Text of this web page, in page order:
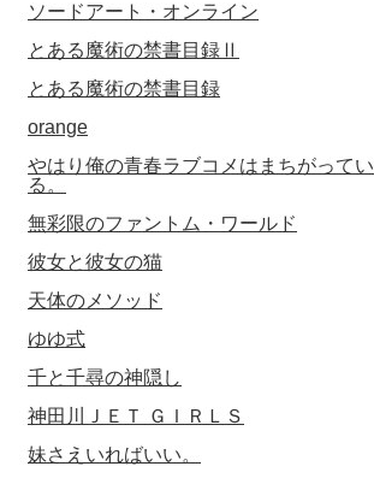
ソードアート・オンライン
とある魔術の禁書目録Ⅱ
とある魔術の禁書目録
orange
やはり俺の青春ラブコメはまちがってい
る。
無彩限のファントム・ワールド
彼女と彼女の猫
天体のメソッド
ゆゆ式
千と千尋の神隠し
神田川ＪＥＴ ＧＩＲＬＳ
妹さえいればいい。